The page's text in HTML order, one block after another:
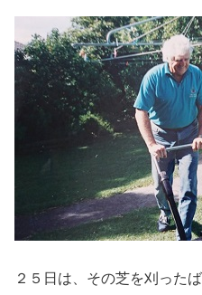
２５日は、その芝を刈った